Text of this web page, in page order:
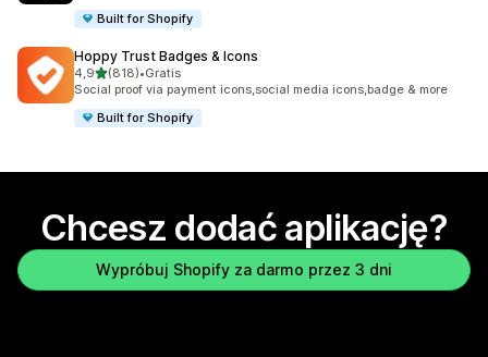
Built for Shopify
Hoppy Trust Badges & Icons
4,9na 5 gwiazdek
(818)
Łączna liczba recenzji: 818
•Gratis
Social proof via payment icons,social media icons,badge & more
Built for Shopify
Chcesz dodać aplikację?
Wypróbuj Shopify za darmo przez 3 dni